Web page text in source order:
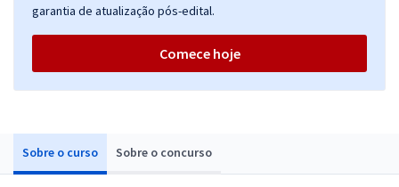
Sobre o curso Sobre o concurso
garantia de atualização pós-edital.
Comece hoje